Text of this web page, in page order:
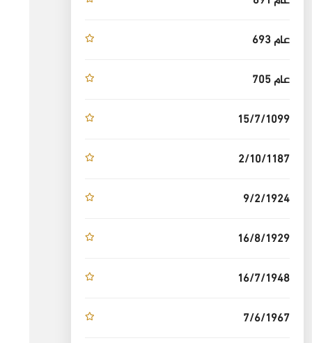
عام 693
عام 705
15/7/1099
2/10/1187
9/2/1924
16/8/1929
16/7/1948
7/6/1967